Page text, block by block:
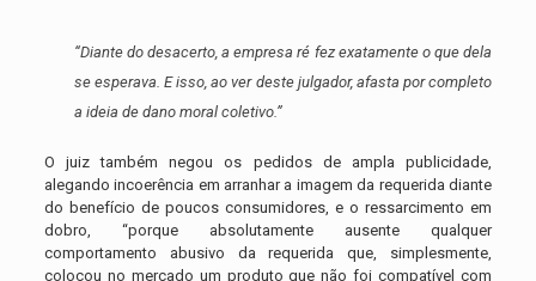
“Diante do desacerto, a empresa ré fez exatamente o que dela
se esperava. E isso, ao ver deste julgador, afasta por completo
a ideia de dano moral coletivo.”
O juiz também negou os pedidos de ampla publicidade,
alegando incoerência em arranhar a imagem da requerida diante
do benefício de poucos consumidores, e o ressarcimento em
dobro, “porque absolutamente ausente qualquer
comportamento abusivo da requerida que, simplesmente,
colocou no mercado um produto que não foi compatível com